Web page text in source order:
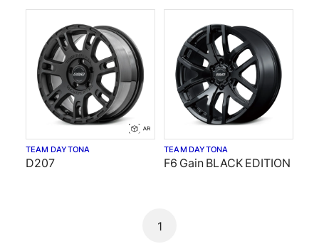
TEAM DAYTONA
D207
TEAM DAYTONA
F6 Gain BLACK EDITION
1